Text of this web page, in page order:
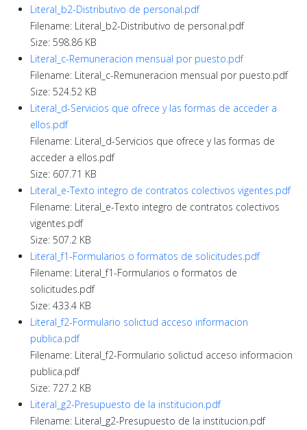
Literal_b2-Distributivo de personal.pdf
Filename: Literal_b2-Distributivo de personal.pdf
Size: 598.86 KB
Literal_c-Remuneracion mensual por puesto.pdf
Filename: Literal_c-Remuneracion mensual por puesto.pdf
Size: 524.52 KB
Literal_d-Servicios que ofrece y las formas de acceder a
ellos.pdf
Filename: Literal_d-Servicios que ofrece y las formas de
acceder a ellos.pdf
Size: 607.71 KB
Literal_e-Texto integro de contratos colectivos vigentes.pdf
Filename: Literal_e-Texto integro de contratos colectivos
vigentes.pdf
Size: 507.2 KB
Literal_f1-Formularios o formatos de solicitudes.pdf
Filename: Literal_f1-Formularios o formatos de
solicitudes.pdf
Size: 433.4 KB
Literal_f2-Formulario solictud acceso informacion
publica.pdf
Filename: Literal_f2-Formulario solictud acceso informacion
publica.pdf
Size: 727.2 KB
Literal_g2-Presupuesto de la institucion.pdf
Filename: Literal_g2-Presupuesto de la institucion.pdf